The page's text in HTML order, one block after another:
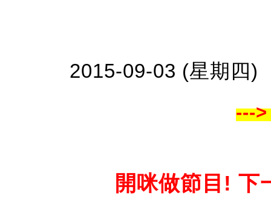
2015-09-03 (星期四)
---
開咪做節目!